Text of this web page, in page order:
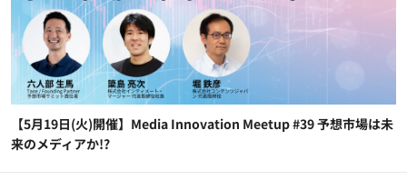
【5月19日(火)開催】Media Innovation Meetup #39 予想市場は未
来のメディアか!?